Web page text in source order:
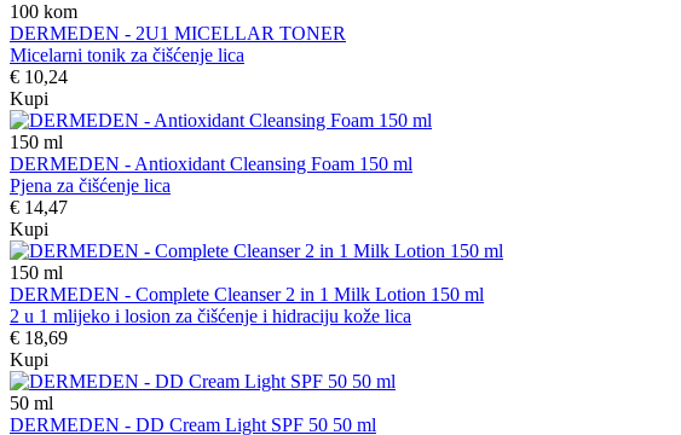
100 kom
DERMEDEN - 2U1 MICELLAR TONER
Micelarni tonik za čišćenje lica
€ 10,24
Kupi
150 ml
DERMEDEN - Antioxidant Cleansing Foam 150 ml
Pjena za čišćenje lica
€ 14,47
Kupi
150 ml
DERMEDEN - Complete Cleanser 2 in 1 Milk Lotion 150 ml
2 u 1 mlijeko i losion za čišćenje i hidraciju kože lica
€ 18,69
Kupi
50 ml
DERMEDEN - DD Cream Light SPF 50 50 ml